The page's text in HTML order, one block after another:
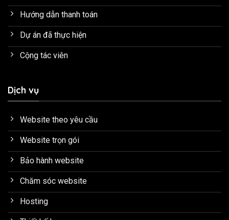
Hướng dẫn thanh toán
Dự án đã thực hiện
Cộng tác viên
Dịch vụ
Website theo yêu cầu
Website trọn gói
Bảo hành website
Chăm sóc website
Hosting